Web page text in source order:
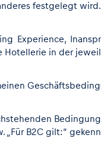
festgelegt wird.
Experience,
in der
„Für B2C gilt:“